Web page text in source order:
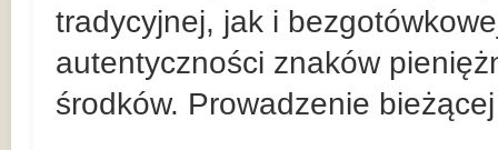
tradycyjnej, jak i
autentyczności znaków
środków. Prowadzenie